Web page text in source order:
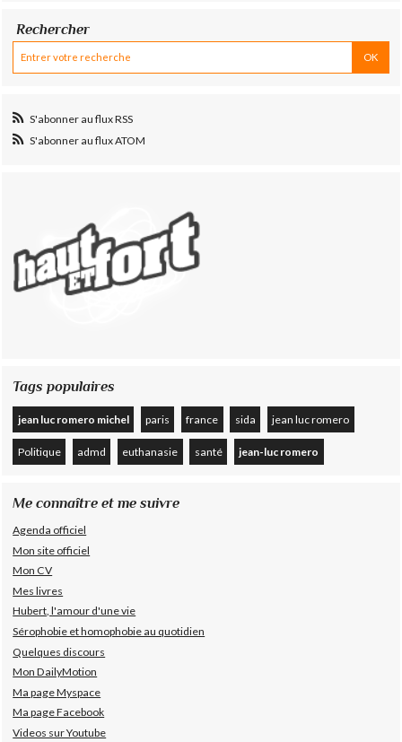
Rechercher
S'abonner au flux RSS
S'abonner au flux ATOM
Tags populaires
jean luc romero michel paris france sida jean luc romero
Politique admd euthanasie santé jean-luc romero
Me connaître et me suivre
Agenda officiel
Mon site officiel
Mon CV
Mes livres
Hubert, l'amour d'une vie
Sérophobie et homophobie au quotidien
Quelques discours
Mon DailyMotion
Ma page Myspace
Ma page Facebook
Videos sur Youtube